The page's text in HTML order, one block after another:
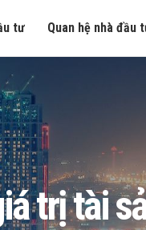
tư Quan hệ nhà đầu
trị tài